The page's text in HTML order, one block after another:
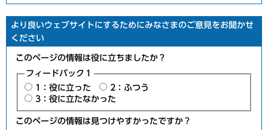
より良いウェブサイトにするためにみなさまのご意見をお聞かせ
ください
このページの情報は役に立ちましたか？
フィードバック１
1：役に立った
2：ふつう
3：役に立たなかった
このページの情報は見つけやすかったですか？